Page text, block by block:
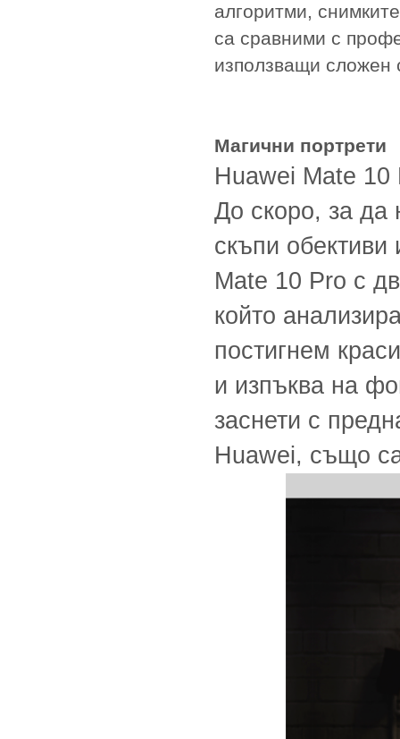
алгоритми,
са сравними с
използващи сложен
Магични портрети
Huawei Mate 10
До скоро, за да
скъпи
Mate 10 Pro с
който
постигнем
и изпъква на
заснети с
Huawei, също